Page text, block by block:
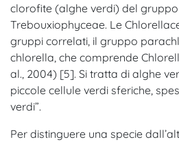
clorofite (alghe verdi) del
Trebouxiophyceae. Le
gruppi correlati, il gruppo
chlorella, che comprende
al., 2004) [5]. Si tratta di alghe
piccole cellule verdi sferiche,
verdi”.
Per distinguere una specie